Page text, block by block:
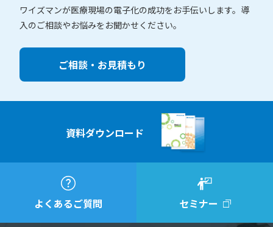
ワイズマンが医療現場の電子化の成功をお手伝いします。 導
入のご相談やお悩みをお聞かせください。
ご相談・お見積もり
資料ダウンロード
よくあるご質問 セミナー